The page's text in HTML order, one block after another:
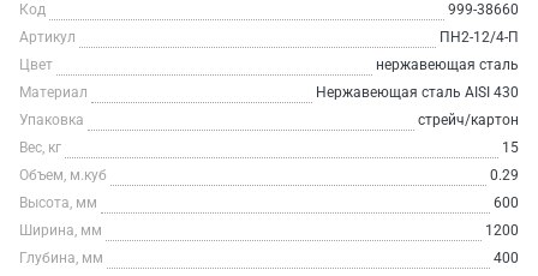
Код
999-38660
Артикул
ПН2-12/4-П
Цвет
нержавеющая сталь
Материал
Нержавеющая сталь AISI 430
Упаковка
стрейч/картон
Вес, кг
15
Объем, м.куб
0.29
Высота, мм
600
Ширина, мм
1200
Глубина, мм
400